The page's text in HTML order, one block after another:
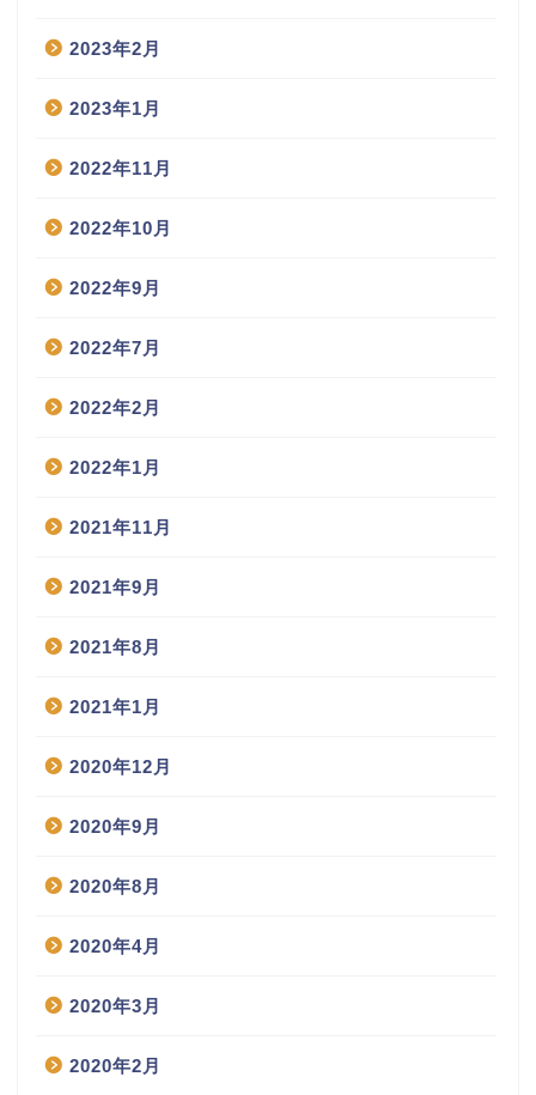
2023年2月
2023年1月
2022年11月
2022年10月
2022年9月
2022年7月
2022年2月
2022年1月
2021年11月
2021年9月
2021年8月
2021年1月
2020年12月
2020年9月
2020年8月
2020年4月
2020年3月
2020年2月